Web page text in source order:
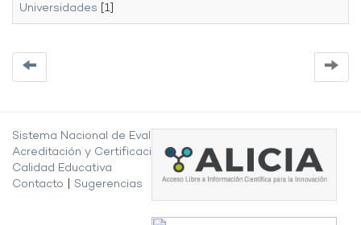
Universidades [1]
Sistema Nacional de Evaluación,
Acreditación y Certificación de la
Calidad Educativa
Contacto
Sugerencias